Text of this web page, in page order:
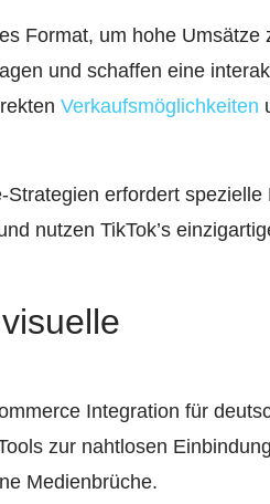
Format, um hohe Umsätze
und schaffen eine
Verkaufsmöglichkeiten
erfordert spezielle
nutzen TikTok’s
Integration für
zur nahtlosen
Medienbrüche.